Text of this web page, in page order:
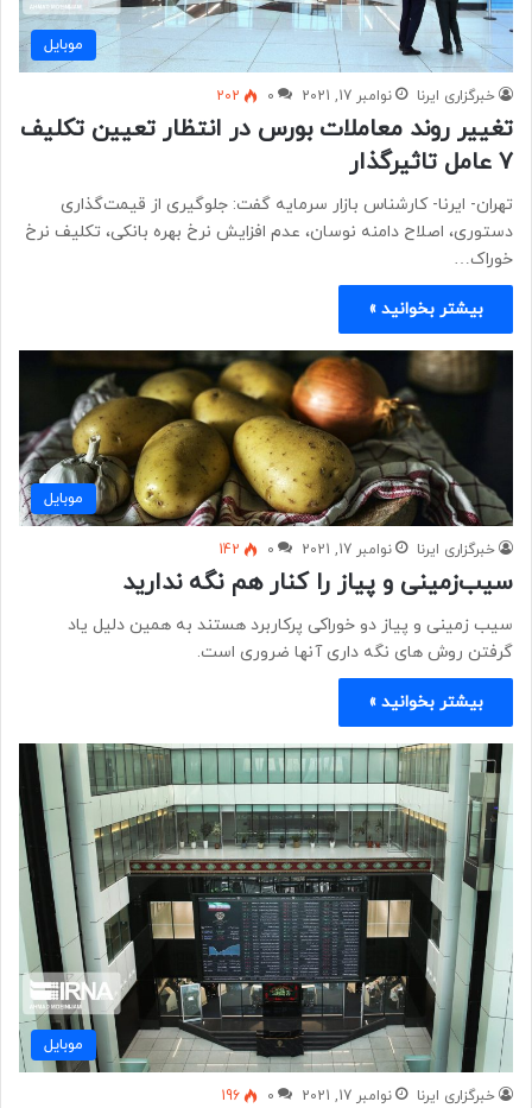
موبايل
خبرگزاری ایرنا نوامبر 17, 2021 0
202
تغییر روند معاملات بورس در انتظار تعیین تکلیف
۷ عامل تاثیرگذار
تهران- ایرنا- کارشناس بازار سرمایه گفت: جلوگیری از قیمت‌گذاری
دستوری، اصلاح دامنه نوسان، عدم افزایش نرخ بهره بانکی، تکلیف نرخ
خوراک…
بیشتر بخوانید »
موبايل
خبرگزاری ایرنا نوامبر 17, 2021 0
142
سیب‌زمینی و پیاز را کنار هم نگه ندارید
سیب زمینی و پیاز دو خوراکی پرکاربرد هستند به همین دلیل یاد
گرفتن روش های نگه داری آنها ضروری است.
بیشتر بخوانید »
موبايل
خبرگزاری ایرنا نوامبر 17, 2021 0
196